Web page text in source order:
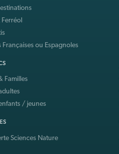
Ferréol
Françaises ou Espagnoles
Familles
/ jeunes
Sciences Nature